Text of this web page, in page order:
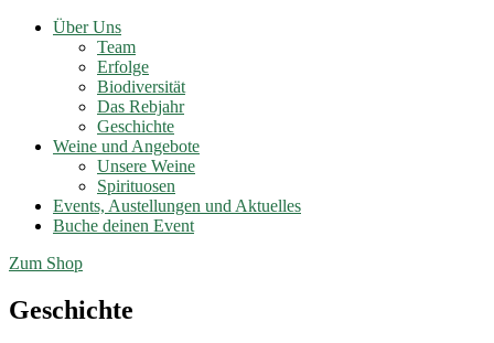
Über Uns
Team
Erfolge
Biodiversität
Das Rebjahr
Geschichte
Weine und Angebote
Unsere Weine
Spirituosen
Events, Austellungen und Aktuelles
Buche deinen Event
Zum Shop
Geschichte